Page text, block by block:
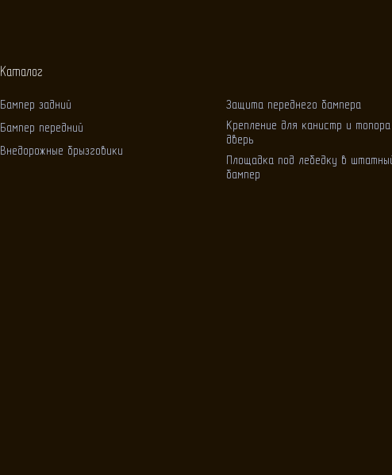
Каталог
Бампер задний
Бампер передний
Внедорожные брызговики
Защита переднего бампера
Крепление для канистр и
дверь
Площадка под лебедку в
бампер